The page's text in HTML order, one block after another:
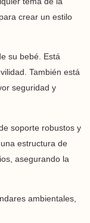
crear un estilo
su bebé. Está
También está
seguridad y
soporte robustos y
estructura de
asegurando la
ambientales,